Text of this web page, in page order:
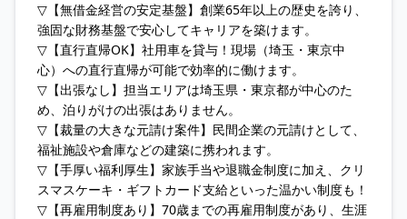
▽【無借金経営の安定基盤】創業65年以上の歴史を誇り、
強固な財務基盤で安心してキャリアを築けます。
▽【直行直帰OK】社用車を貸与！現場（埼玉・東京中
心）への直行直帰が可能で効率的に働けます。
▽【出張なし】担当エリアは埼玉県・東京都が中心のた
め、泊りがけの出張はありません。
▽【裁量の大きな元請け案件】民間企業の元請けとして、
福祉施設や倉庫などの建築に携われます。
▽【手厚い福利厚生】家族手当や退職金制度に加え、クリ
スマスケーキ・ギフトカード支給といった温かい制度も！
▽【再雇用制度あり】70歳までの再雇用制度があり、生涯